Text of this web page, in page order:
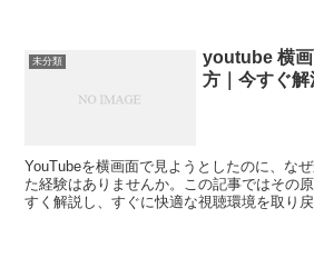
未分類
youtube 横画
方｜今すぐ
YouTubeを横画面で見ようとしたのに、な
た経験はありませんか。この記事ではその
すく解説し、すぐに快適な視聴環境を取り